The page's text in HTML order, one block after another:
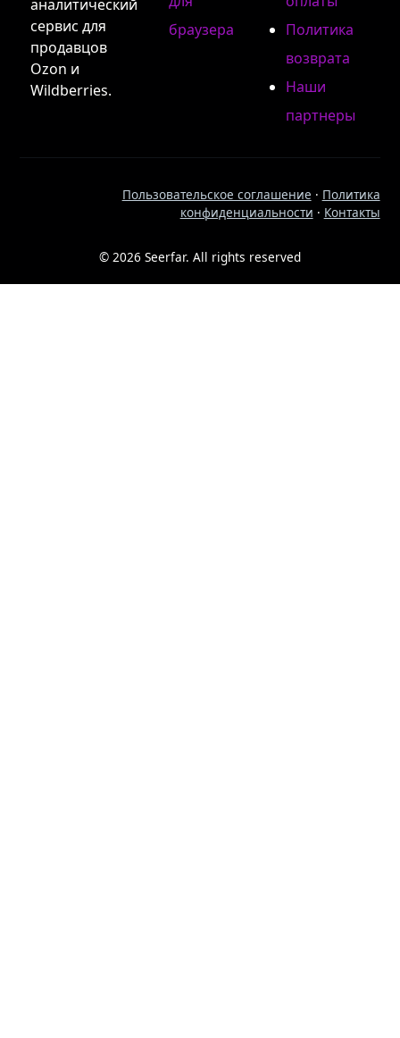
аналитический
сервис для
продавцов
Ozon и
Wildberries.
браузера
Политика
возврата
Наши
партнеры
Пользовательское соглашение · Политика
конфиденциальности · Контакты
© 2026 Seerfar. All rights reserved